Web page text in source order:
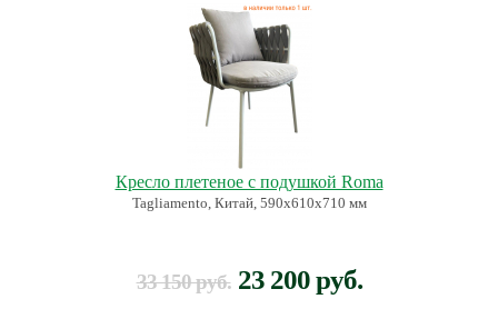
Кресло плетеное с подушкой Roma
Tagliamento, Китай, 590х610х710 мм
33 150 руб. 23 200 руб.